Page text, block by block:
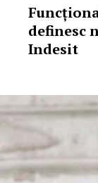
definesc
Indesit